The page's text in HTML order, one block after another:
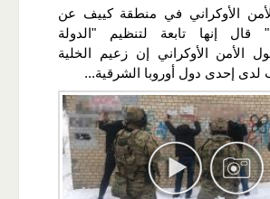
الأوكراني في منطقة كييف عن
قال إنها تابعة لتنظيم "الدولة
الأمن الأوكراني إن زعيم الخلية
إحدى دول أوروبا الشرقية...